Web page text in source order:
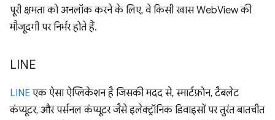
पूरी क्षमता को अनलॉक करने के लिए, वे किसी खास WebView की
मौजूदगी पर निर्भर होते हैं.
LINE
LINE एक ऐसा ऐप्लिकेशन है जिसकी मदद से, स्मार्टफ़ोन, टैबलेट
कंप्यूटर, और पर्सनल कंप्यूटर जैसे इलेक्ट्रॉनिक डिवाइसों पर तुरंत बातचीत